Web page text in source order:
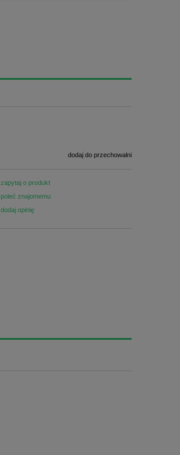
dodaj do przechowalni
zapytaj o produkt
poleć znajomemu
dodaj opinię